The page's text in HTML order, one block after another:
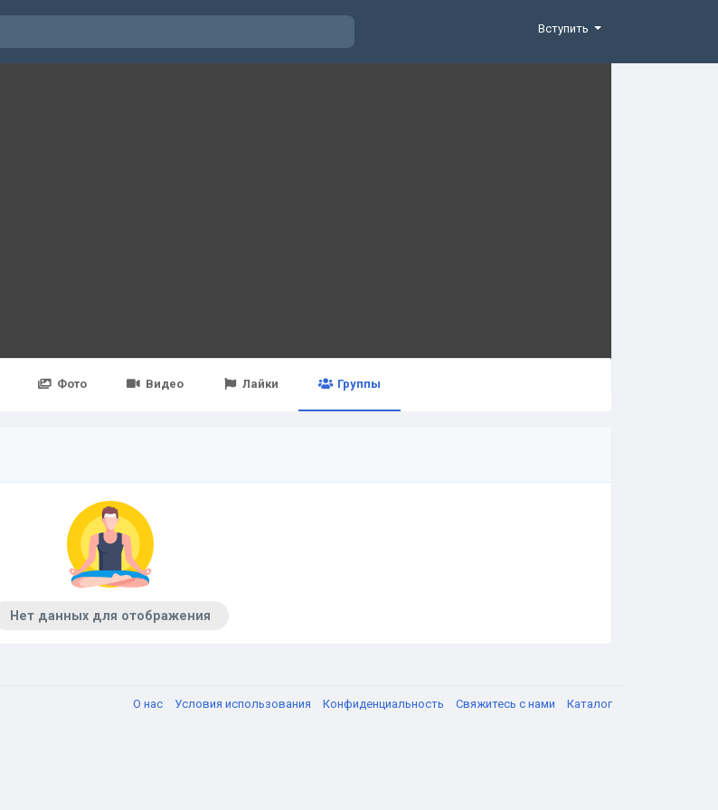
Вступить
Фото Видео Лайки Группы
Нет данных для отображения
О нас Условия использования Конфиденциальность Свяжитесь с нами Каталог